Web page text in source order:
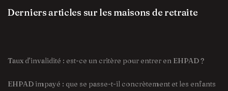
Derniers articles sur les maisons de retraite
Taux d’invalidité : est-ce un critère pour entrer en EHPAD ?
EHPAD impayé : que se passe-t-il concrètement et les enfants